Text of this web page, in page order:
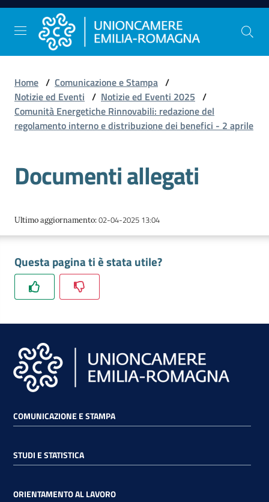
Vai al contenuto
Vai alla navigazione
Vai al footer
Comunicazione
e
Stampa
Studi
e
al
lavoro
Promozione
Innovazione
delle
siamo
Home / Comunicazione e Stampa /
Notizie ed Eventi / Notizie ed Eventi 2025 /
Comunità Energetiche Rinnovabili: redazione del
regolamento interno e distribuzione dei benefici - 2 aprile
Documenti allegati
Ultimo aggiornamento:02-04-2025 13:04
Questa pagina ti è stata utile?
COMUNICAZIONE E STAMPA
STUDI E STATISTICA
ORIENTAMENTO AL LAVORO